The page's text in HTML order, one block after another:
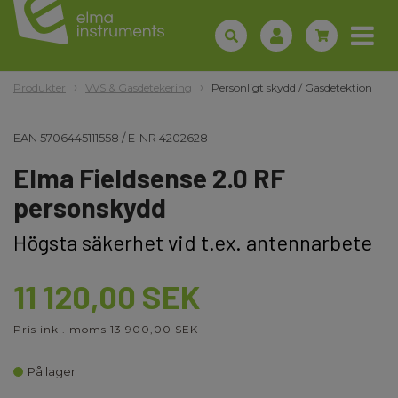
Produkter VVS & Gasdetekering Personligt skydd / Gasdetektion
EAN 5706445111558 /E-NR 4202628
Elma Fieldsense 2.0 RF
personskydd
Högsta säkerhet vid t.ex. antennarbete
11 120,00 SEK
Pris inkl. moms 13 900,00 SEK
På lager